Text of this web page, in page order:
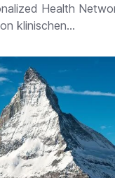
Health
klinischen...